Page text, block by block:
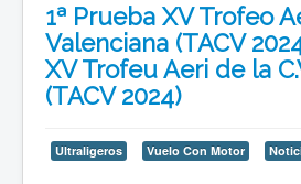
1ª Prueba XV Trofeo
Valenciana (TACV
XV Trofeu Aeri de la
(TACV 2024)
Ultraligeros Vuelo Con Motor